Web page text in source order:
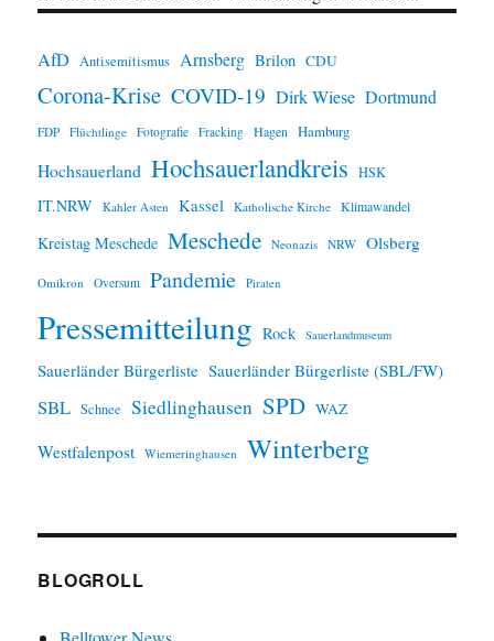
n
w
i
AfD Antisemitismus Arnsberg Brilon CDU
Corona-Krise COVID-19 Dirk Wiese Dortmund
FDP Flüchtlinge Fotografie Fracking Hagen Hamburg
Hochsauerland Hochsauerlandkreis HSK
IT.NRW Kahler Asten Kassel Katholische Kirche Klimawandel
Kreistag Meschede Meschede Neonazis NRW Olsberg
Omikron Oversum Pandemie Piraten
Pressemitteilung Rock Sauerlandmuseum
Sauerländer Bürgerliste Sauerländer Bürgerliste (SBL/FW)
SBL Schnee Siedlinghausen SPD WAZ
Westfalenpost Wiemeringhausen Winterberg
BLOGROLL